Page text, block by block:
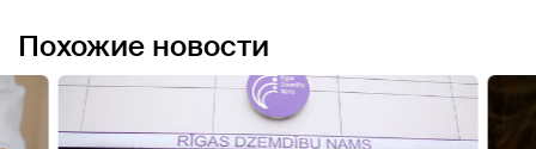
Похожие новости